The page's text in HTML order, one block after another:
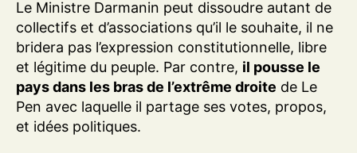
Le Ministre Darmanin peut dissoudre autant de
collectifs et d’associations qu’il le souhaite, il ne
bridera pas l’expression constitutionnelle, libre
et légitime du peuple. Par contre, il pousse le
pays dans les bras de l’extrême droite de Le
Pen avec laquelle il partage ses votes, propos,
et idées politiques.